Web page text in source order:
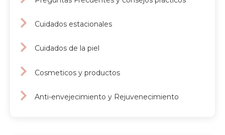
Cuidados estacionales
Cuidados de la piel
Cosmeticos y productos
Anti-envejecimiento y Rejuvenecimiento